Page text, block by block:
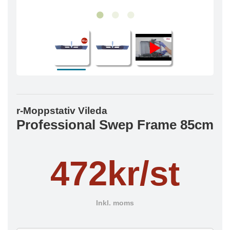
r-Moppstativ Vileda
Professional Swep Frame 85cm
472kr/st
Inkl. moms